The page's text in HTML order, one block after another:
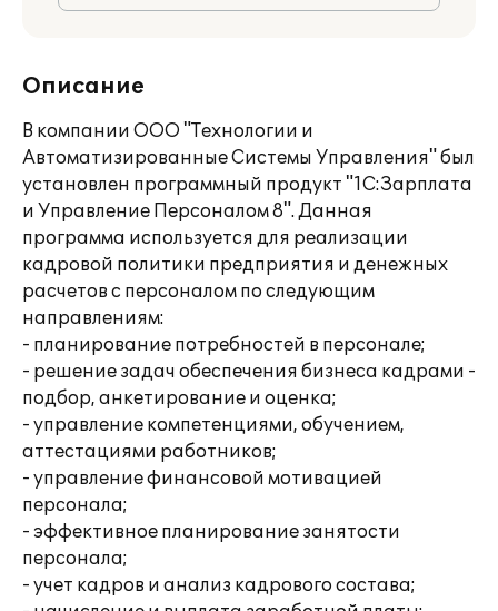
Описание
В компании ООО "Технологии и
Автоматизированные Системы Управления" был
установлен программный продукт "1С:Зарплата
и Управление Персоналом 8". Данная
программа используется для реализации
кадровой политики предприятия и денежных
расчетов с персоналом по следующим
направлениям:
- планирование потребностей в персонале;
- решение задач обеспечения бизнеса кадрами -
подбор, анкетирование и оценка;
- управление компетенциями, обучением,
аттестациями работников;
- управление финансовой мотивацией
персонала;
- эффективное планирование занятости
персонала;
- учет кадров и анализ кадрового состава;